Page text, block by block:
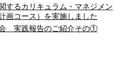
するカリキュラム・マネジメン
画コース）を実施しました
実践報告のご紹介その①